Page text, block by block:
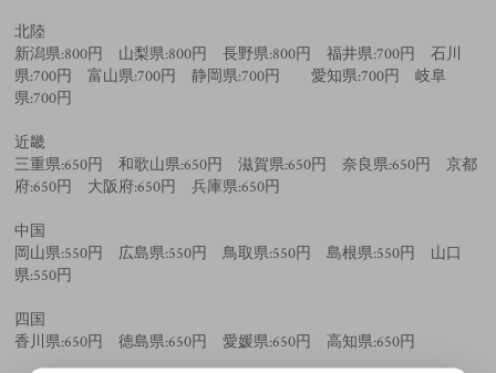
北陸
新潟県:800円 山梨県:800円 長野県:800円 福井県:700円 石川
県:700円 富山県:700円 静岡県:700円 愛知県:700円 岐阜
県:700円
近畿
三重県:650円 和歌山県:650円 滋賀県:650円 奈良県:650円 京都
府:650円 大阪府:650円 兵庫県:650円
中国
岡山県:550円 広島県:550円 鳥取県:550円 島根県:550円 山口
県:550円
四国
香川県:650円 徳島県:650円 愛媛県:650円 高知県:650円